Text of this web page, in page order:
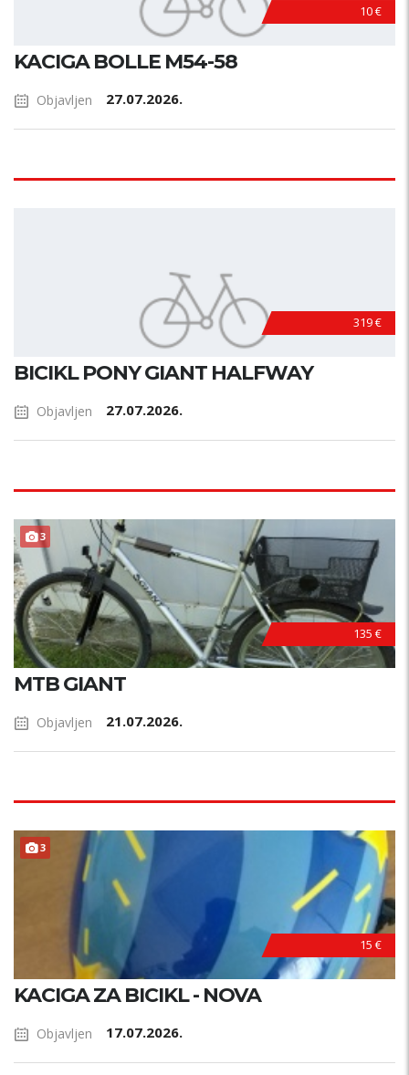
10 €
KACIGA BOLLE M54-58
Objavljen 27.07.2026.
319 €
BICIKL PONY GIANT HALFWAY
Objavljen 27.07.2026.
3
135 €
MTB GIANT
Objavljen 21.07.2026.
3
15 €
KACIGA ZA BICIKL - NOVA
Objavljen 17.07.2026.